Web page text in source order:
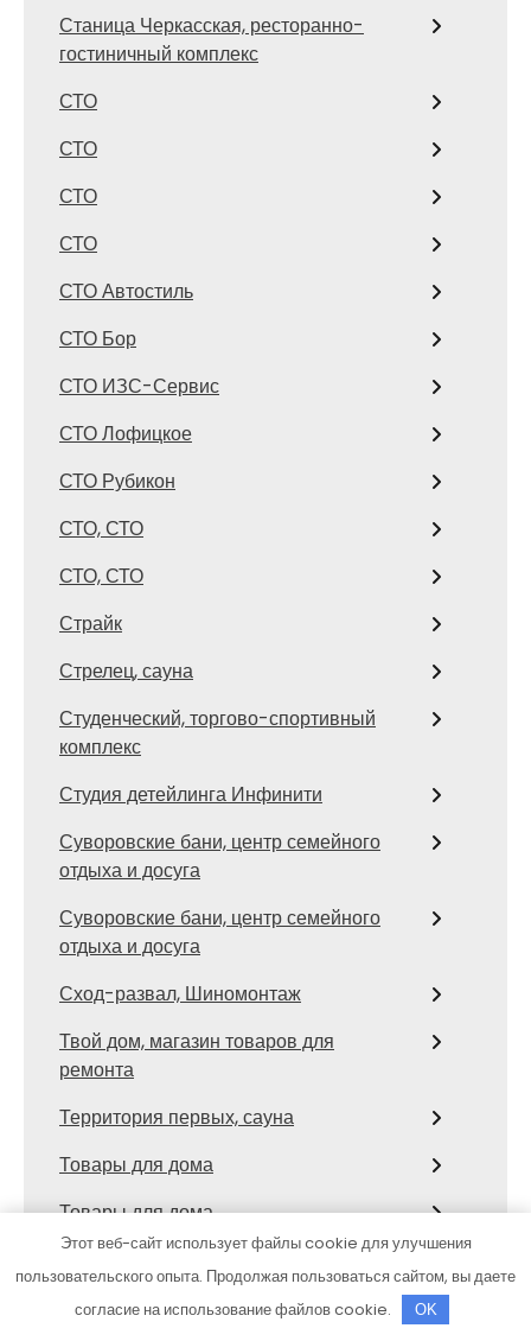
Станица Черкасская, ресторанно-
гостиничный комплекс
СТО
СТО
СТО
СТО
СТО Автостиль
СТО Бор
СТО ИЗС-Сервис
СТО Лофицкое
СТО Рубикон
СТО, СТО
СТО, СТО
Страйк
Стрелец, сауна
Студенческий, торгово-спортивный
комплекс
Студия детейлинга Инфинити
Суворовские бани, центр семейного
отдыха и досуга
Суворовские бани, центр семейного
отдыха и досуга
Сход-развал, Шиномонтаж
Твой дом, магазин товаров для
ремонта
Территория первых, сауна
Товары для дома
Товары для дома
Тортила, банно-оздоровительный
комплекс
Этот веб-сайт использует файлы cookie для улучшения
пользовательского опыта. Продолжая пользоваться сайтом, вы даете
согласие на использование файлов cookie.
OK